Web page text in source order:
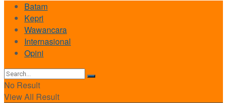
Batam
Kepri
Wawancara
Internasional
Opini
No Result
View All Result